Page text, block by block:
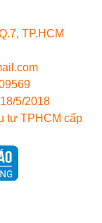
TP.HCM
5/2018
tư TPHCM cấp